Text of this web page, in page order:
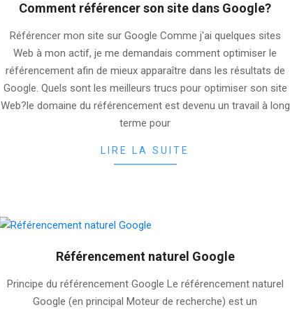
Comment référencer son site dans Google?
06-Référencer mon site sur Google Comme j'ai quelques sites
Web à mon actif, je me demandais comment optimiser le
référencement afin de mieux apparaître dans les résultats de
Google. Quels sont les meilleurs trucs pour optimiser son site
Web?le domaine du référencement est devenu un travail à long
terme pour
LIRE LA SUITE
Référencement naturel Google
06-
Principe du référencement Google Le référencement naturel
Google (en principal Moteur de recherche) est un